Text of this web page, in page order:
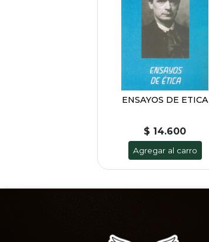
ENSAYOS DE ETICA
$ 14.600
Agregar al carro